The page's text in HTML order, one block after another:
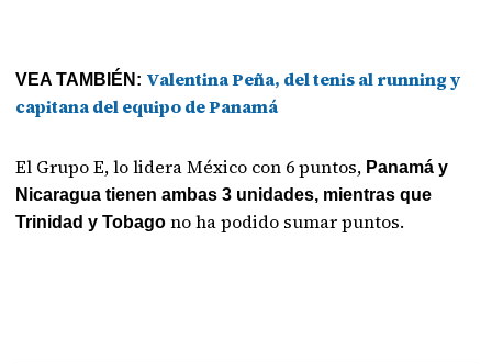
VEA TAMBIÉN: Valentina Peña, del tenis al running y
capitana del equipo de Panamá
El Grupo E, lo lidera México con 6 puntos, Panamá y
Nicaragua tienen ambas 3 unidades, mientras que
Trinidad y Tobago no ha podido sumar puntos.